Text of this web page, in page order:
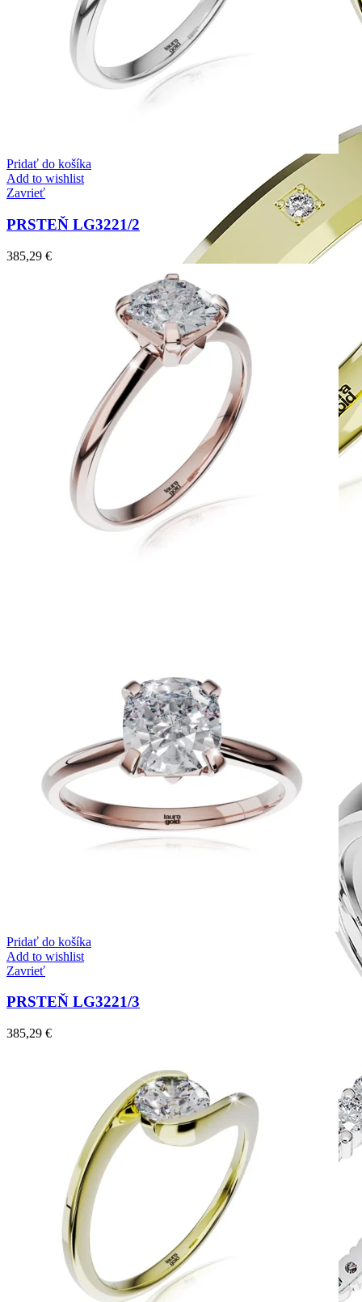
Pridať do košíka
Add to wishlist
Zavrieť
PRSTEŇ LG3221/2
385,29 €
Pridať do košíka
Add to wishlist
Zavrieť
PRSTEŇ LG3221/3
385,29 €